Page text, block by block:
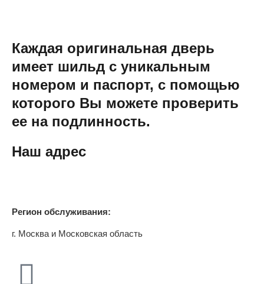
Каждая оригинальная дверь
имеет шильд с уникальным
номером и паспорт, с помощью
которого Вы можете проверить
ее на подлинность.
Наш адрес
Регион обслуживания:
г. Москва и Московская область